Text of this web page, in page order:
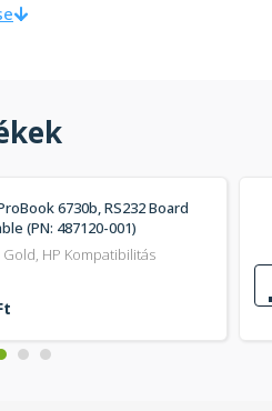
6730b, RS232 Board
(PN: 487120-001)
RS-232, Gold, HP Kompatibilitás